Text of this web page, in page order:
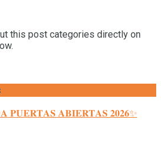
this post categories directly on